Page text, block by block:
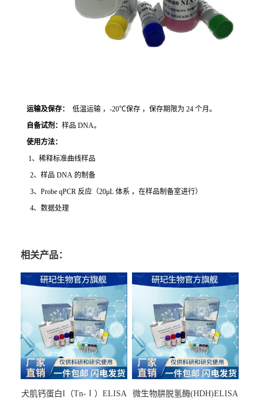
运输及保存：
低温运输 ，-20℃保存 ，保存期限为 24 个月。
自备试剂： 样品 DNA。
使用方法：
1、稀释标准曲线样品
2、样品 DNA 的制备
3、Probe qPCR 反应（20μL 体系 ，在样品制备室进行）
4、数据处理
相关产品：
犬肌钙蛋白I（Tn-Ⅰ）ELISA
微生物肼脱氢酶(HDH)ELISA